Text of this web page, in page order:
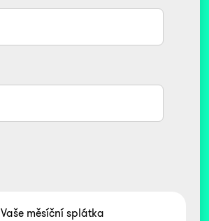
Vaše měsíční splátka